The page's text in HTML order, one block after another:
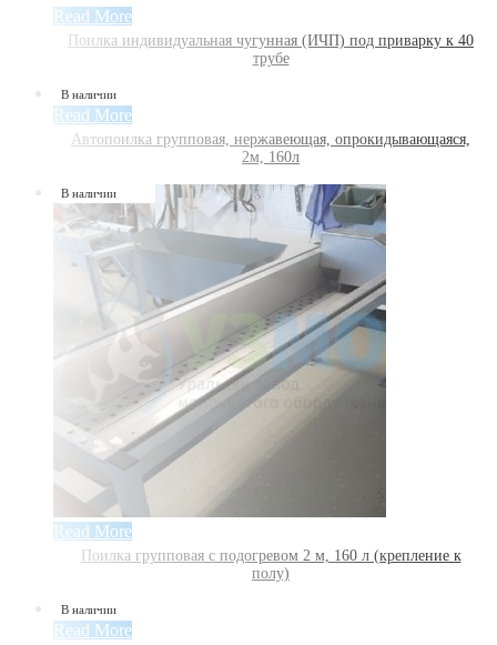
Read More
Поилка индивидуальная чугунная (ИЧП) под приварку к 40
трубе
В наличии
Read More
Автопоилка групповая, нержавеющая, опрокидывающаяся,
2м, 160л
В наличии
Read More
Поилка групповая с подогревом 2 м, 160 л (крепление к
полу)
В наличии
Read More